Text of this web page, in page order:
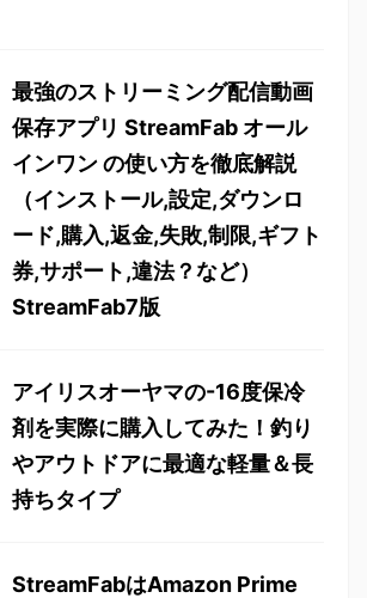
最強のストリーミング配信動画
保存アプリ StreamFab オール
インワン の使い方を徹底解説
（インストール,設定,ダウンロ
ード,購入,返金,失敗,制限,ギフト
券,サポート,違法？など）
StreamFab7版
アイリスオーヤマの-16度保冷
剤を実際に購入してみた！釣り
やアウトドアに最適な軽量＆長
持ちタイプ
StreamFabはAmazon Prime